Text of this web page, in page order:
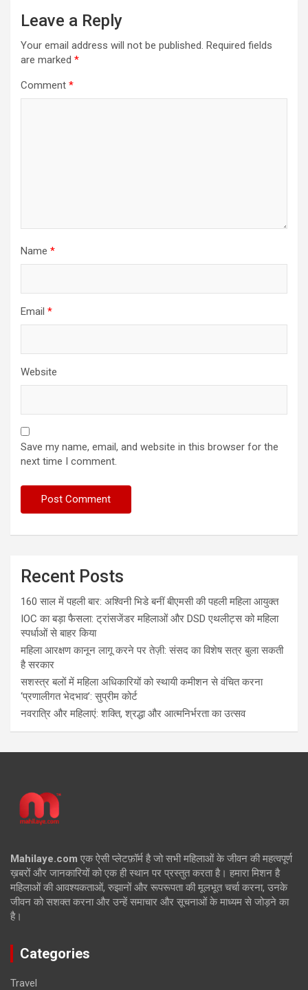
Leave a Reply
Your email address will not be published. Required fields
are marked *
Comment *
Name *
Email *
Website
Save my name, email, and website in this browser for the
next time I comment.
Recent Posts
160 साल में पहली बार: अश्विनी भिडे बनीं बीएमसी की पहली महिला आयुक्त
IOC का बड़ा फैसला: ट्रांसजेंडर महिलाओं और DSD एथलीट्स को महिला
स्पर्धाओं से बाहर किया
महिला आरक्षण कानून लागू करने पर तेज़ी: संसद का विशेष सत्र बुला सकती
है सरकार
सशस्त्र बलों में महिला अधिकारियों को स्थायी कमीशन से वंचित करना
‘प्रणालीगत भेदभाव’: सुप्रीम कोर्ट
नवरात्रि और महिलाएं: शक्ति, श्रद्धा और आत्मनिर्भरता का उत्सव
Mahilaye.com एक ऐसी प्लेटफ़ॉर्म है जो सभी महिलाओं के जीवन की महत्वपूर्ण
ख़बरों और जानकारियों को एक ही स्थान पर प्रस्तुत करता है। हमारा मिशन है
महिलाओं की आवश्यकताओं, रुझानों और रूपरूपता की मूलभूत चर्चा करना, उनके
जीवन को सशक्त करना और उन्हें समाचार और सूचनाओं के माध्यम से जोड़ने का
है।
Categories
Travel